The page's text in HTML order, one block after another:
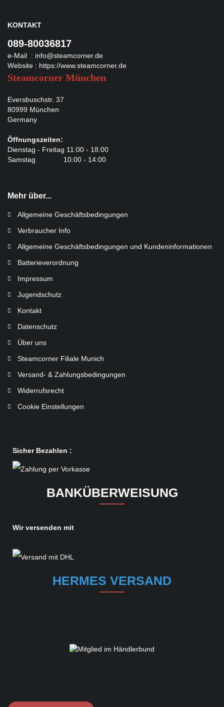
KONTAKT
089-80036817
e-Mail : info@steamcorner.de
Website : https://www.steamcorner.de
Steamcorner München
Eversbuschstr. 37
80999 München
Germany
Öffnungszeiten:
Dienstag - Freitag 11:00 - 18:00
Samstag 10:00 - 14:00
Mehr über...
Allgemeine Geschäftsbedingungen
Verbraucher Info
Allgemeine Geschäftsbedingungen und Kundeninformationen
Batterieverordnung
Impressum
Jugendschutz
Kontakt
Datenschutz
Über uns
Steamcorner Filiale Munich
Versand- & Zahlungsbedingungen
Widerrufsrecht
Cookie Einstellungen
Sicher Bezahlen :
BANKÜBERWEISUNG
Wir versenden mit
HERMES VERSAND